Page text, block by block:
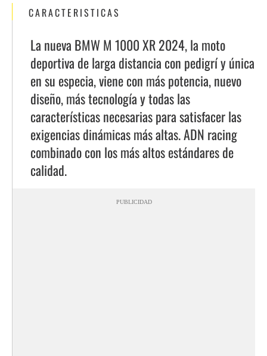
CARACTERISTICAS
La nueva BMW M 1000 XR 2024, la moto
deportiva de larga distancia con pedigrí y única
en su especia, viene con más potencia, nuevo
diseño, más tecnología y todas las
características necesarias para satisfacer las
exigencias dinámicas más altas. ADN racing
combinado con los más altos estándares de
calidad.
PUBLICIDAD